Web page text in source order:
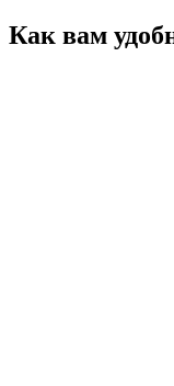
Как вам